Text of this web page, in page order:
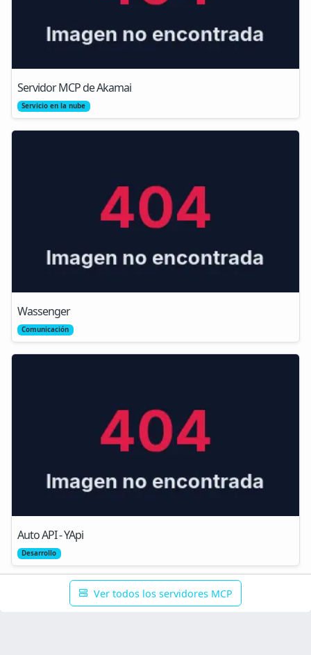
Servidor MCP de Akamai
Servicio en la nube
Wassenger
Comunicación
Auto API - YApi
Desarrollo
Ver todos los servidores MCP